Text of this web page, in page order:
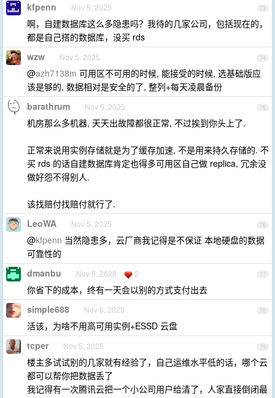
73
kfpenn Nov 5, 2025
啊，自建数据库这么多隐患吗？我待的几家公司，包括现在的，
都是自己搭的数据库，没买 rds
74
wzw Nov 5, 2025
@azh7138m 可用区不可用的时候, 能接受的时候, 选基础版应
该是够的, 数据相对是安全的了, 整列+每天凌晨备份
75
barathrum Nov 5, 2025
机房那么多机器, 天天出故障都很正常, 不过挨到你头上了.
正常来说用实例存储就是为了缓存加速, 不是用来持久存储的. 不
买 rds 的话自建数据库肯定也得多可用区自己做 replica, 冗余没
做好怨不得别人.
该找赔付找赔付就行了.
76
LeoWA Nov 5, 2025
@kfpenn 当然隐患多，云厂商我记得是不保证 本地硬盘的数据
可靠性的
77
dmanbu Nov 5, 2025 2
你省下的成本，终有一天会以别的方式支付出去
78
simple688 Nov 5, 2025
活该，为啥不用高可用实例+ESSD 云盘
79
tcper Nov 5, 2025
楼主多试试别的几家就有经验了，自己运维水平低的话，哪个云
都可以帮你把数据丢了
我记得有一次腾讯云把一个小公司用户给清了，人家直接倒闭最